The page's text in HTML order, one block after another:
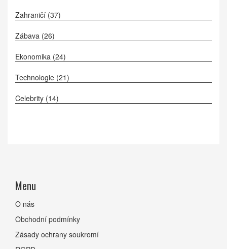
Zahraničí (37)
Zábava (26)
Ekonomika (24)
Technologie (21)
Celebrity (14)
Menu
O nás
Obchodní podmínky
Zásady ochrany soukromí